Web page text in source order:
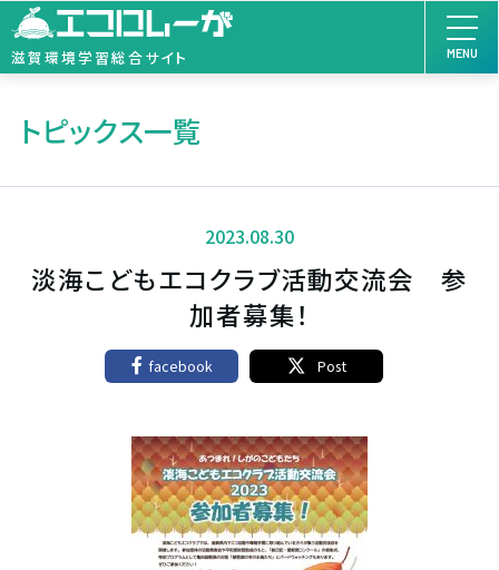
滋賀環境学習総合サイト MENU
トピックス一覧
2023.08.30
淡海こどもエコクラブ活動交流会 参
加者募集！
facebook Post